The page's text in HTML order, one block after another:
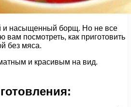
и насыщенный борщ. Но не все
вам посмотреть, как приготовить
без мяса.
и красивым на вид.